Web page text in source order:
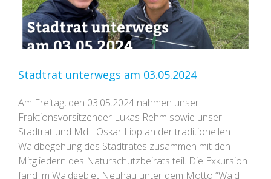
Stadtrat unterwegs am 03.05.2024
Am Freitag, den 03.05.2024 nahmen unser
Fraktionsvorsitzender Lukas Rehm sowie unser
Stadtrat und MdL Oskar Lipp an der traditionellen
Waldbegehung des Stadtrates zusammen mit den
Mitgliedern des Naturschutzbeirats teil. Die Exkursion
fand im Waldgebiet Neuhau unter dem Motto “Wald